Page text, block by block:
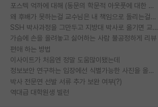
포스텍 억까에 대해 (동문의 학문적 아웃풋에 대한 반박)
왜 후배가 못하는걸 교수님은 내 책임으로 돌리는걸까요?
SSH 박사과정을 그만두고 지방대 박사로 옮기면 교수의 꿈은 끝일까요?
가슴에 손을 올려놓고 싫어하는 사람 불공정하게 리뷰
편애 하는 방법
이사이트가 처음엔 정말 도움많이됐는데
정보보안 연구하는 입장에선 식별가능한 사진을 올리는건 비추이긴함
박사 전문연 선발 서류 추가 보완 여부(?)
역대급 대학원생 빌런